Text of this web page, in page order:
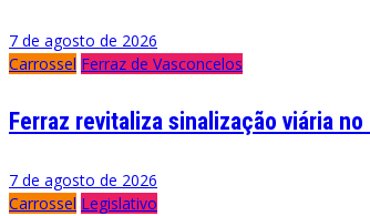
7 de agosto de 2026
Carrossel Ferraz de Vasconcelos
Ferraz revitaliza sinalização viária
7 de agosto de 2026
Carrossel Legislativo